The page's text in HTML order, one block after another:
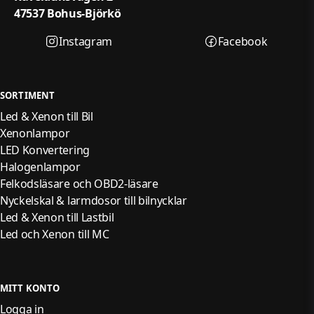
Med full bi-direktionell styrning kan du kommunicera direkt
med fordonets komponenter och utföra funktionstester utan
att demontera delar.
Bränslepumpar
Fläktmotorer
Speglar
Soltak
Belysningssystem
Reläer
felkällor och minska felsökningstiden.
Marknadsledande TPMS-Funktioner
47537 Bohus-Björkö
Instagram
Facebook
SORTIMENT
Led & Xenon till Bil
Xenonlampor
LED Konvertering
Halogenlampor
Felkodsläsare och OBD2-läsare
Nyckelskal & larmdosor till bilnycklar
Led & Xenon till Lastbil
Led och Xenon till MC
MITT KONTO
Logga in